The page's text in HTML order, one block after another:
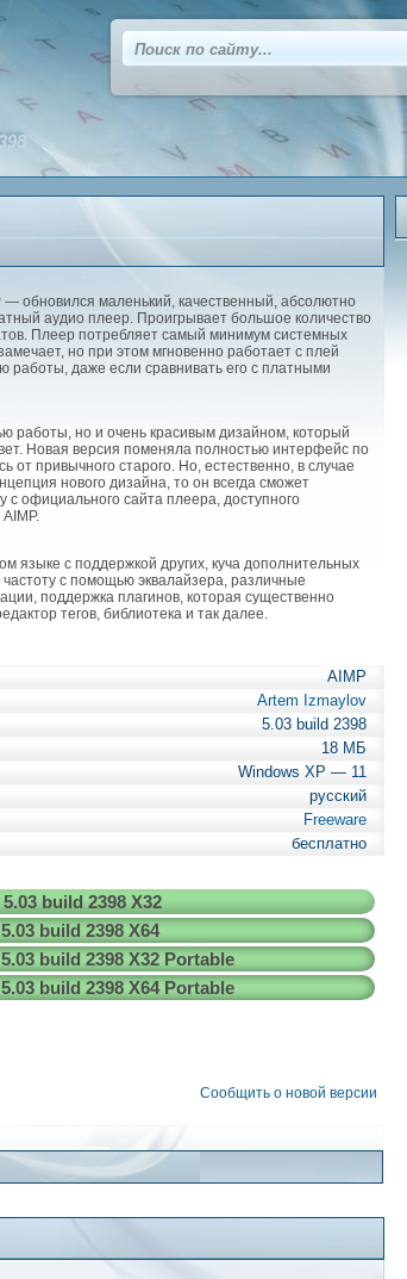
— обновился маленький, качественный, абсолютно
аудио плеер. Проигрывает большое количество
Плеер потребляет самый минимум системных
но при этом мгновенно работает с плей
работы, даже если сравнивать его с платными
работы, но и очень красивым дизайном, который
Новая версия поменяла полностью интерфейс по
от привычного старого. Но, естественно, в случае
нового дизайна, то он всегда сможет
с официального сайта плеера, доступного
языке с поддержкой других, куча дополнительных
с помощью эквалайзера, различные
поддержка плагинов, которая существенно
тегов, библиотека и так далее.
AIMP
Artem Izmaylov
5.03 build 2398
18 МБ
Windows XP — 11
русский
Freeware
бесплатно
build 2398 X32
build 2398 X64
build 2398 X32 Portable
build 2398 X64 Portable
Сообщить о новой версии